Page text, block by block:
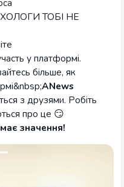
ТОБІ НЕ
у платформі.
більше, як
ANews
з друзями. Робіть
про це 😏
значення!